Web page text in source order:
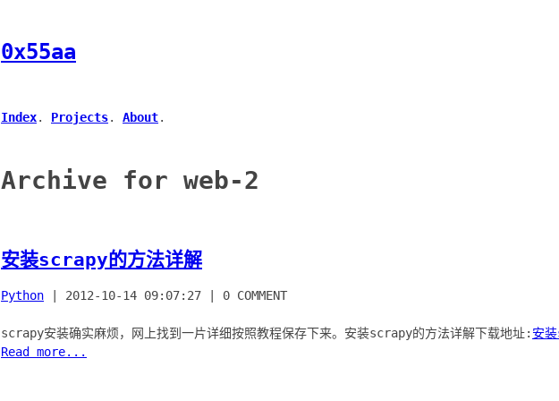
0x55aa
Index. Projects. About.
Archive for web-2
安装scrapy的方法详解
Python 2012-10-14 09:07:27 0 COMMENT
scrapy安装确实麻烦，网上找到一片详细按照教程保存下来。安装scrapy的方法详解下载地址: 安
Read more...